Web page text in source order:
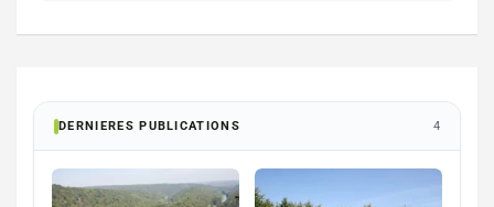
DERNIERES PUBLICATIONS 4